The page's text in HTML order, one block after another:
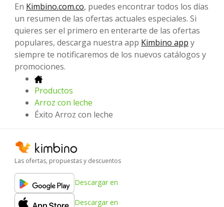
En Kimbino.com.co, puedes encontrar todos los días
un resumen de las ofertas actuales especiales. Si
quieres ser el primero en enterarte de las ofertas
populares, descarga nuestra app Kimbino app y
siempre te notificaremos de los nuevos catálogos y
promociones.
Productos
Arroz con leche
Éxito Arroz con leche
Las ofertas, propuestas y descuentos
Descargar en
Descargar en